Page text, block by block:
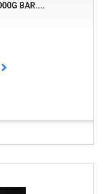
BAR....